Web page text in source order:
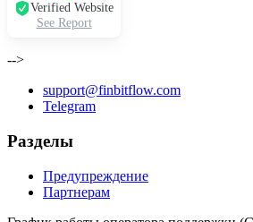
Verified Website
See Report
-->
support@finbitflow.com
Telegram
Разделы
Предупреждение
Партнерам